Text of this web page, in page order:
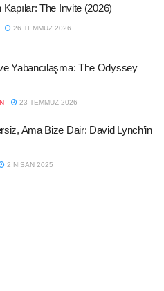
Kapılar: The Invite (2026)
26 TEMMUZ 2026
Yabancılaşma: The Odyssey
23 TEMMUZ 2026
Ama Bize Dair: David Lynch’in
2 NISAN 2025